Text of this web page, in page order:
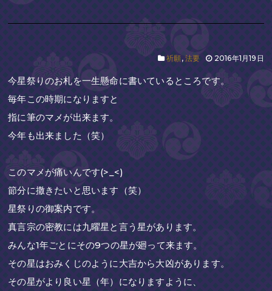
2016年1月19日
祈願, 法要
今星祭りのお札を一生懸命に書いているところです。
毎年この時期になりますと
指に筆のマメが出来ます。
今年も出来ました（笑）
このマメが痛いんです(>_<)
節分に撒きたいと思います（笑）
星祭りの御案内です。
真言宗の密教には九曜星と言う星があります。
みんな1年ごとにその9つの星が廻って来ます。
その星はおみくじのように大吉から大凶があります。
その星がより良い星（年）になりますように、